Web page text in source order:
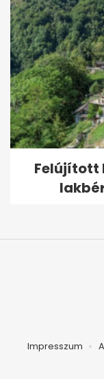
Felújított
Impresszum